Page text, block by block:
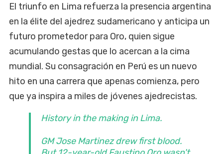
El triunfo en Lima refuerza la presencia argentina
en la élite del ajedrez sudamericano y anticipa un
futuro prometedor para Oro, quien sigue
acumulando gestas que lo acercan a la cima
mundial. Su consagración en Perú es un nuevo
hito en una carrera que apenas comienza, pero
que ya inspira a miles de jóvenes ajedrecistas.
History in the making in Lima.
GM Jose Martinez drew first blood.